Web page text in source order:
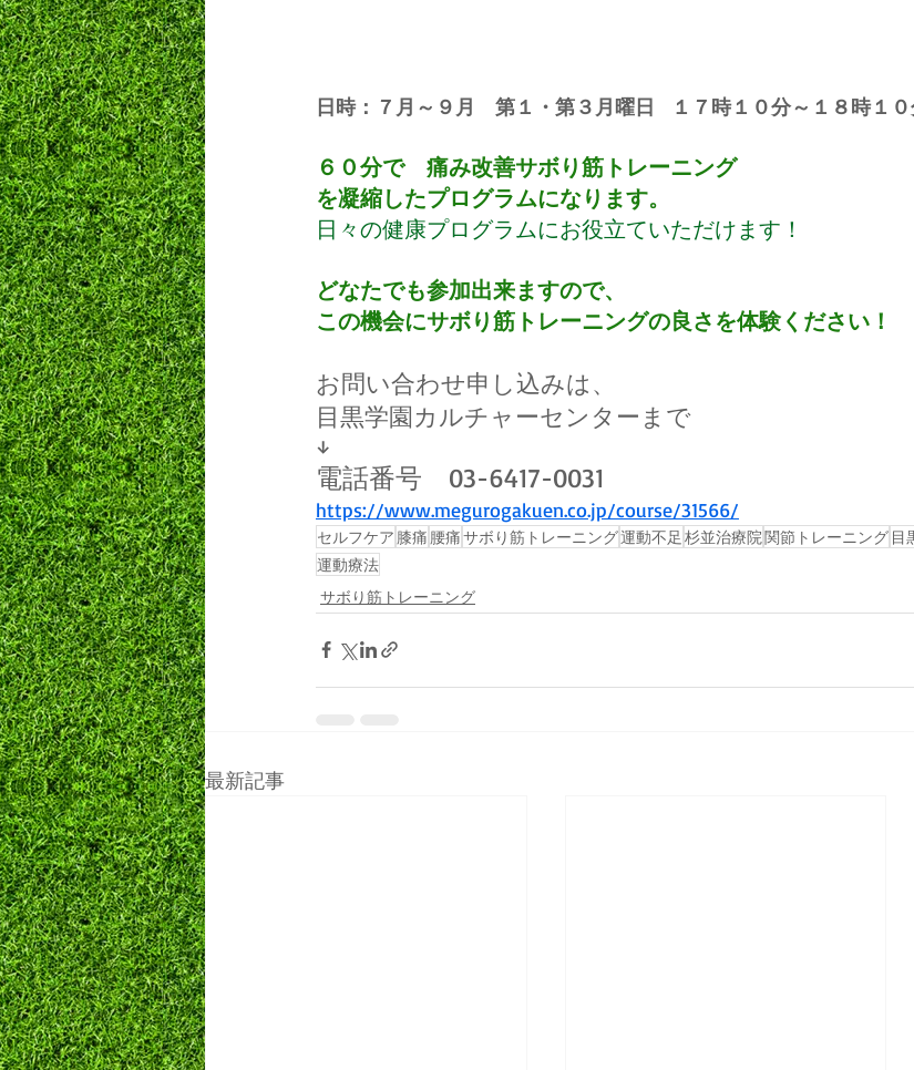
日時：７月～９月　第１・第３月曜日   １７時１０分～１８時１
６０分で　痛み改善サボり筋トレーニング
を凝縮したプログラムになります。
日々の健康プログラムにお役立ていただけます！
どなたでも参加出来ますので、
この機会にサボり筋トレーニングの良さを体験ください！
お問い合わせ申し込みは、
目黒学園カルチャーセンターまで
↓
電話番号　03-6417-0031
https://www.megurogakuen.co.jp/course/31566/
セルフケア 膝痛 腰痛サボり筋トレーニング運動不足 杉並治療院関節トレーニング 目
運動療法
サボり筋トレーニング
最新記事